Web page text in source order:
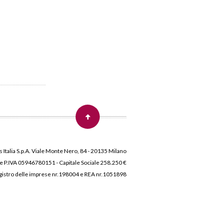
Italia S.p.A. Viale Monte Nero, 84 - 20135 Milano
P.IVA 05946780151 - Capitale Sociale 258.250 €
delle imprese nr.198004 e REA nr.1051898